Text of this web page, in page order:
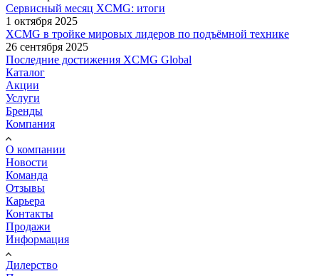
Сервисный месяц XCMG: итоги
1 октября 2025
XCMG в тройке мировых лидеров по подъёмной технике
26 сентября 2025
Последние достижения XCMG Global
Каталог
Акции
Услуги
Бренды
Компания
О компании
Новости
Команда
Отзывы
Карьера
Контакты
Продажи
Информация
Дилерство